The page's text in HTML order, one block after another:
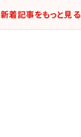
新着記事をもっと見る